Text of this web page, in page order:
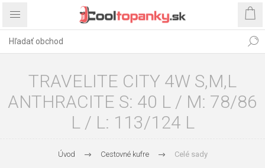
TRAVELITE CITY 4W S,M,L
ANTHRACITE S: 40 L / M: 78/86
L / L: 113/124 L
Úvod Cestovné kufre Celé sady